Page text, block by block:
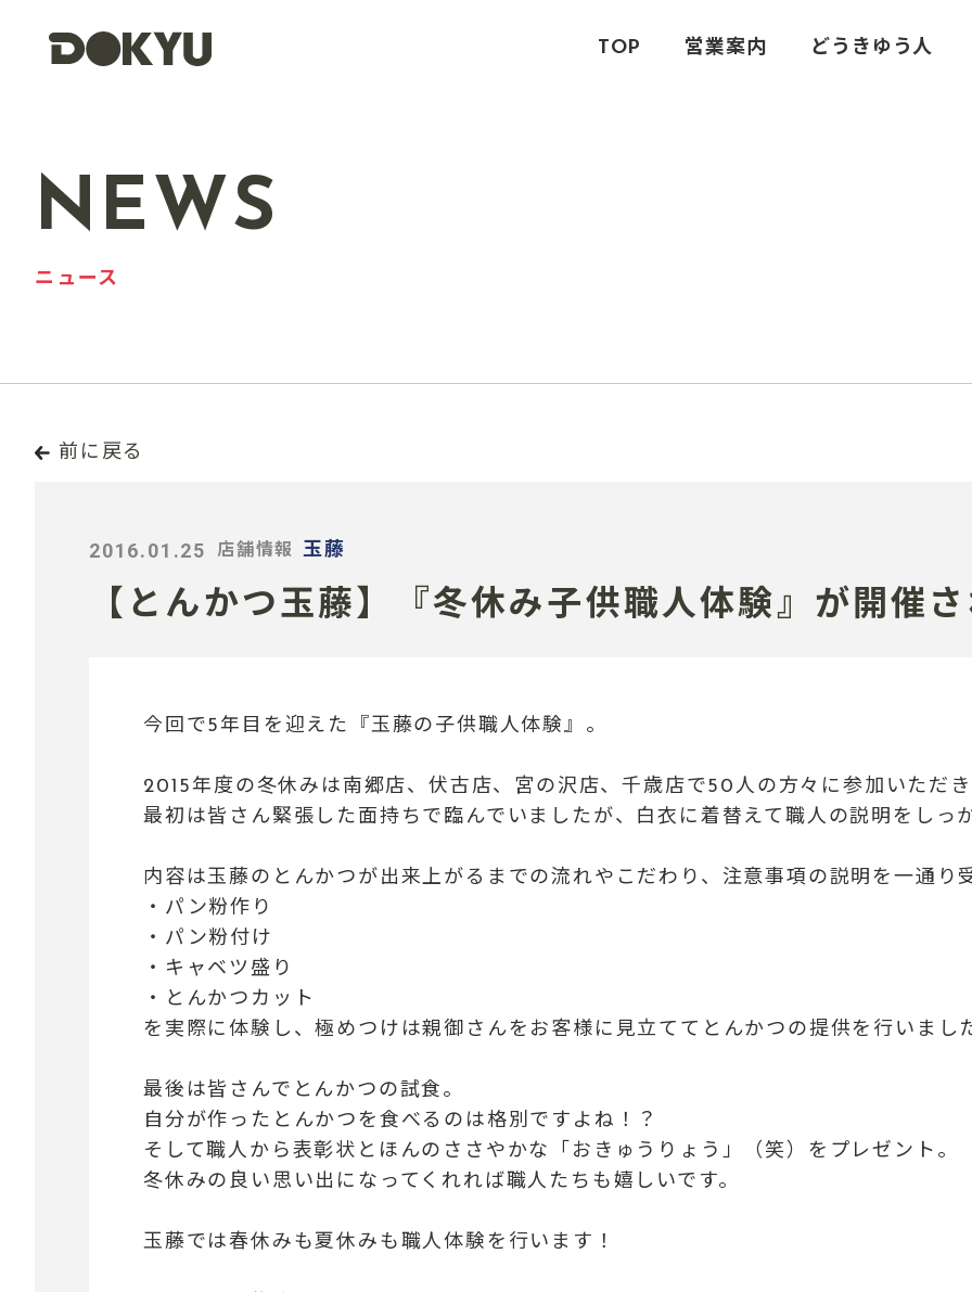
TOP 営業案内 どうきゆう人
NEWS
ニュース
前に戻る
2016.01.25 店舗情報 玉藤
【とんかつ玉藤】『冬休み子供職人体験』が開催
今回で5年目を迎えた 『玉藤の子供職人体験』。
2015年度の冬休みは 南郷店、伏古店、宮の沢店、千歳店で50人の方々に参加いただ
最初は皆さん緊張した面持ちで臨んでいましたが、
白衣に着替えて職人の説明をしっ
内容は玉藤のとんかつが出来上がるまでの流れや こだわり、注意事項の説明を一通り
・パン粉作り
・パン粉付け
・キャベツ盛り
・とんかつカット
を実際に体験し、極めつけは親御さんをお客様に見立てて とんかつの提供を行いまし
最後は皆さんでとんかつの試食。
自分が作ったとんかつを食べるのは格別ですよね！？
そして職人から表彰状とほんのささやかな「おきゅうりょう」（笑）を プレゼント。
冬休みの良い思い出になってくれれば職人たちも嬉しいです。
玉藤では春休みも夏休みも職人体験を行います！